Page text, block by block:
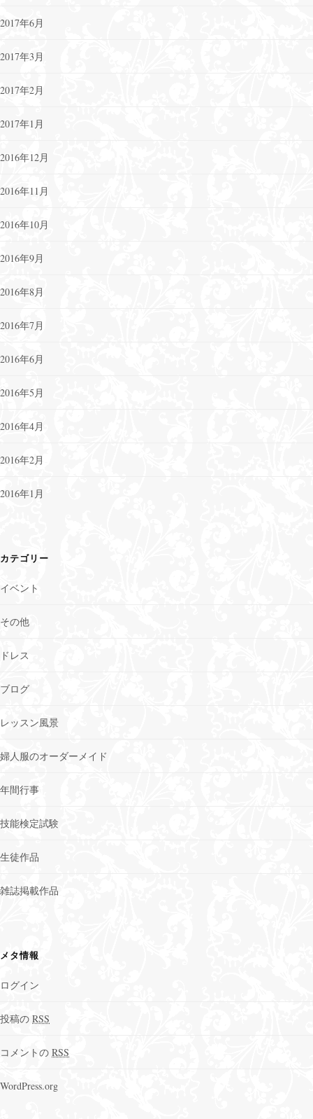
2017年6月
2017年3月
2017年2月
2017年1月
2016年12月
2016年11月
2016年10月
2016年9月
2016年8月
2016年7月
2016年6月
2016年5月
2016年4月
2016年2月
2016年1月
カテゴリー
イベント
その他
ドレス
ブログ
レッスン風景
婦人服のオーダーメイド
年間行事
技能検定試験
生徒作品
雑誌掲載作品
メタ情報
ログイン
投稿の RSS
コメントの RSS
WordPress.org